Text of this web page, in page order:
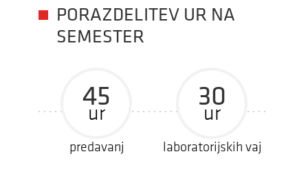
PORAZDELITEV UR NA
SEMESTER
45
ur
predavanj
30
ur
laboratorijskih vaj